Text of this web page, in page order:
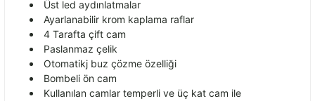
Üst led aydınlatmalar
Ayarlanabilir krom kaplama raflar
4 Tarafta çift cam
Paslanmaz çelik
Otomatikj buz çözme özelliği
Bombeli ön cam
Kullanılan camlar temperli ve üç kat cam ile